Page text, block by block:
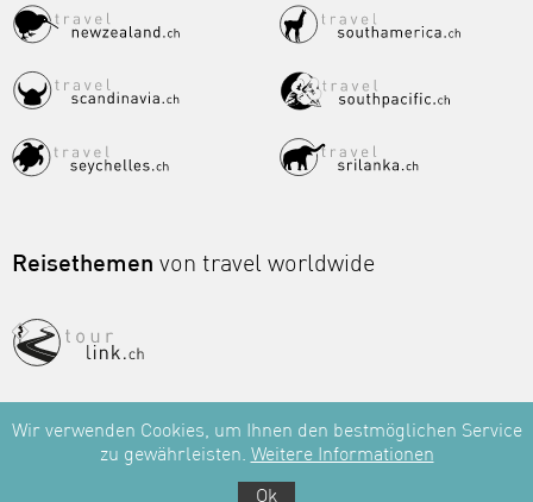
Reisethemen von travel worldwide
Wir verwenden Cookies, um Ihnen den bestmöglichen Service
zu gewährleisten. Weitere Informationen
Ok